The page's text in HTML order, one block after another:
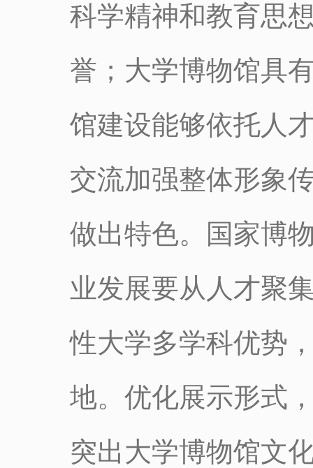
科学精神和教育思
誉；大学博物馆具
馆建设能够依托人
交流加强整体形象
做出特色。国家博
业发展要从人才聚
性大学多学科优势
地。优化展示形式
突出大学博物馆文